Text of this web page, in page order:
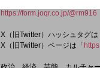
https://form.joqr.co.jp/@rm916
X（旧Twitter）ハッシュタグは
X（旧Twitter）ページは「